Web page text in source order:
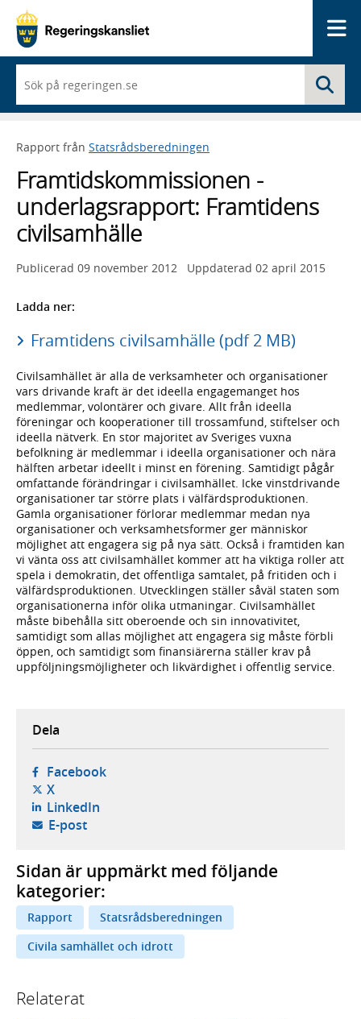
du
börjar
skriva
framträder
lista
med
sökförslag
Rapport från Statsrådsberedningen
Framtidskommissionen -
underlagsrapport: Framtidens
civilsamhälle
Publicerad 09 november 2012 Uppdaterad 02 april 2015
Ladda ner:
Framtidens civilsamhälle (pdf 2 MB)
Civilsamhället är alla de verksamheter och organisationer
vars drivande kraft är det ideella engagemanget hos
medlemmar, volontärer och givare. Allt från ideella
föreningar och kooperationer till trossamfund, stiftelser och
ideella nätverk. En stor majoritet av Sveriges vuxna
befolkning är medlemmar i ideella organisationer och nära
hälften arbetar ideellt i minst en förening. Samtidigt pågår
omfattande förändringar i civilsamhället. Icke vinstdrivande
organisationer tar större plats i välfärdsproduktionen.
Gamla organisationer förlorar medlemmar medan nya
organisationer och verksamhetsformer ger människor
möjlighet att engagera sig på nya sätt. Också i framtiden kan
vi vänta oss att civilsamhället kommer att ha viktiga roller att
spela i demokratin, det offentliga samtalet, på fritiden och i
välfärdsproduktionen. Utvecklingen ställer såväl staten som
organisationerna inför olika utmaningar. Civilsamhället
måste bibehålla sitt oberoende och sin innovativitet,
samtidigt som allas möjlighet att engagera sig måste förbli
öppen, och samtidigt som finansiärerna ställer krav på
uppföljningsmöjligheter och likvärdighet i offentlig service.
Dela
Facebook- öppnas i ny flik, extern webbplats,
X- öppnas i ny flik, extern webbplats,
LinkedIn- öppnas i ny flik, extern webbplats,
E-post- öppnar din e-postklient,
Sidan är uppmärkt med följande
kategorier:
Rapport
Statsrådsberedningen
Civila samhället och idrott
Relaterat